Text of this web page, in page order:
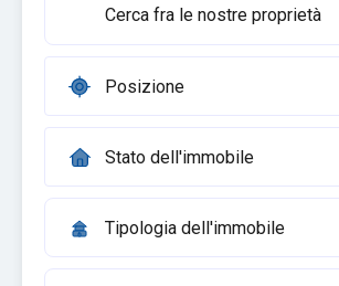
Posizione
Stato dell'immobile
Tipologia dell'immobile